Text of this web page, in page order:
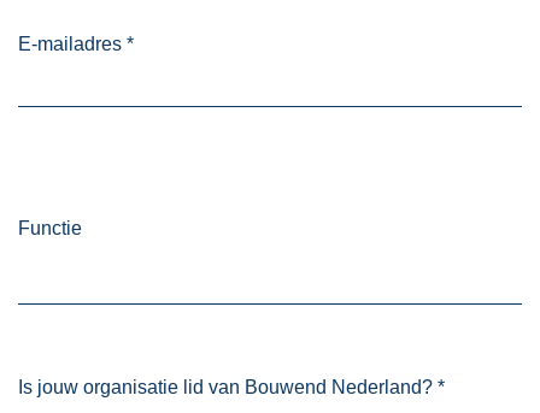
E-mailadres *
Functie
Is jouw organisatie lid van Bouwend Nederland? *